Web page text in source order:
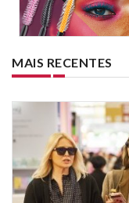
MAIS RECENTES